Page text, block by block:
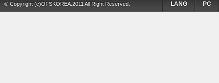
© Copyright (c)OFSKOREA.2011 All Right Reserved. PC
LANG